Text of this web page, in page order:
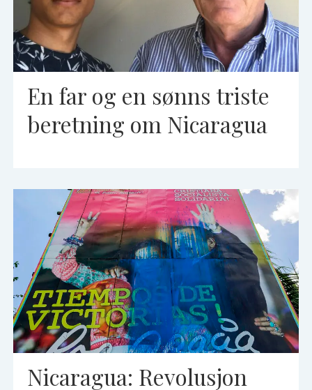
En far og en sønns triste
beretning om Nicaragua
Nicaragua: Revolusjon